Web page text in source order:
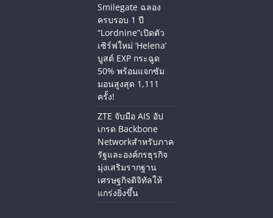
Smilegate ฉลอง
ครบรอบ 1 ปี
“Lordnine”เปิดตัว
เซิร์ฟใหม่ ‘Helena’
บูสต์ EXP กระฉูด
50% พร้อมแจกซัม
มอนสูงสุด 1,111
ครั้ง!
ZTE จับมือ AIS อัป
เกรด Backbone
Networkสำหรับภาค
รัฐและองค์กรธุรกิจ
มุ่งเสริมรากฐาน
เศรษฐกิจดิจิทัลให้
แกร่งยิ่งขึ้น